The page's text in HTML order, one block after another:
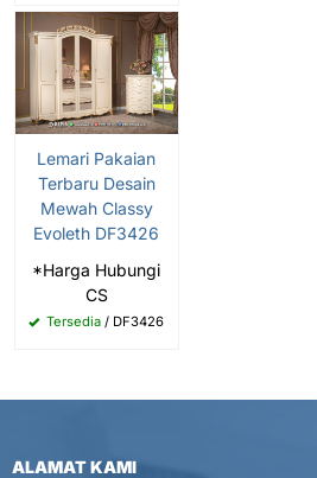
Lemari Pakaian
Terbaru Desain
Mewah Classy
Evoleth DF3426
*Harga Hubungi
CS
Tersedia / DF3426
ALAMAT KAMI